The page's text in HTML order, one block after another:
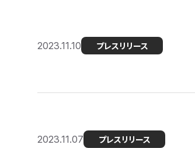
2023.11.10 プレスリリース
2023.11.07 プレスリリース